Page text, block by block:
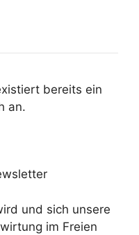
bereits ein
an.
und sich unsere
im Freien